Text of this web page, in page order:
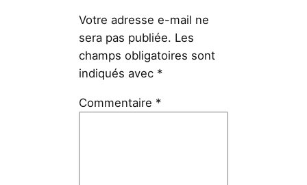
Votre adresse e-mail ne
sera pas publiée. Les
champs obligatoires sont
indiqués avec *
Commentaire *